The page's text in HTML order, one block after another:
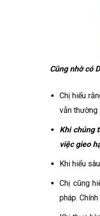
Cũng nhờ có
Chị hiểu
vẫn thường
Khi chúng
việc gieo
Khi hiểu
Chị cũng
pháp.